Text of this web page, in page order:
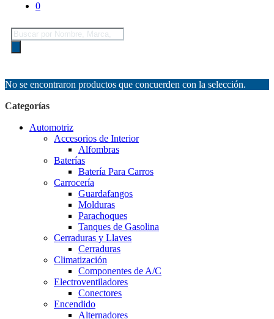
0
Búsqueda
de
productos
No se encontraron productos que concuerden con la selección.
Categorías
Automotriz
Accesorios de Interior
Alfombras
Baterías
Batería Para Carros
Carrocería
Guardafangos
Molduras
Parachoques
Tanques de Gasolina
Cerraduras y Llaves
Cerraduras
Climatización
Componentes de A/C
Electroventiladores
Conectores
Encendido
Alternadores